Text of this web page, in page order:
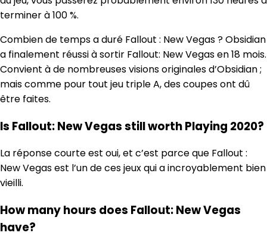
terminer à 100 %.
Combien de temps a duré Fallout : New Vegas ? Obsidian
a finalement réussi à sortir Fallout: New Vegas en 18 mois.
Convient à de nombreuses visions originales d’Obsidian ;
mais comme pour tout jeu triple A, des coupes ont dû
être faites.
Is Fallout: New Vegas still worth Playing 2020?
La réponse courte est oui, et c’est parce que Fallout :
New Vegas est l’un de ces jeux qui a incroyablement bien
vieilli.
How many hours does Fallout: New Vegas
have?